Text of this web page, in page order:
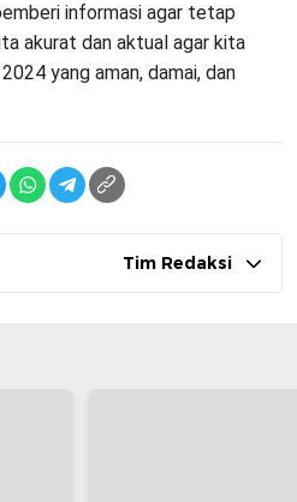
informasi agar tetap
akurat dan aktual agar kita
yang aman, damai, dan
Tim Redaksi